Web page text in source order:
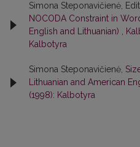
Simona Steponavičienė,
NOCODA Constraint in
English and Lithuanian)
Kalbotyra
Simona Steponavičienė,
Lithuanian and American
(1998): Kalbotyra